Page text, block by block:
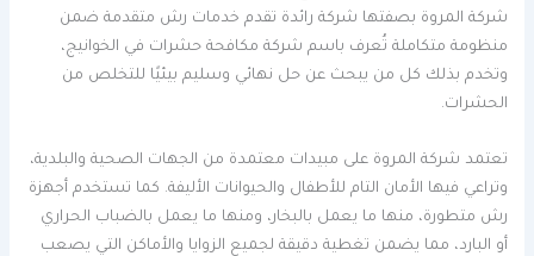
شركة المروة بصفتها شركة رائدة تقدم خدمات رش متقدمة ضمن
منظومة متكاملة تُعرف باسم شركة مكافحة حشرات في الخوانيج،
وتخدم بذلك كل من يبحث عن حل نهائي وسليم بيئيًا للتخلص من
الحشرات.
تعتمد شركة المروة على مبيدات معتمدة من الجهات الصحية والبلدية،
وتراعي فيها الأمان التام للأطفال والحيوانات الأليفة. كما تستخدم أجهزة
رش متطورة، منها ما يعمل بالبخار، ومنها ما يعمل بالضباب الحراري
أو البارد، مما يضمن تغطية دقيقة لجميع الزوايا والأماكن التي يصعب